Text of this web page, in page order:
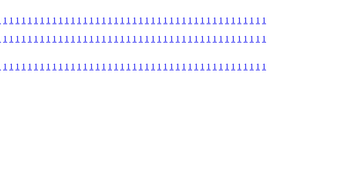
1 1 1 1 1 1 1 1 1 1 1 1 1 1 1 1 1 1 1 1 1 1 1 1 1 1 1 1 1 1 1 1 1 1 1 1 1 1 1 1 1 1 1
1 1 1 1 1 1 1 1 1 1 1 1 1 1 1 1 1 1 1 1 1 1 1 1 1 1 1 1 1 1 1 1 1 1 1 1 1 1 1 1 1 1 1
1 1 1 1 1 1 1 1 1 1 1 1 1 1 1 1 1 1 1 1 1 1 1 1 1 1 1 1 1 1 1 1 1 1 1 1 1 1 1 1 1 1 1